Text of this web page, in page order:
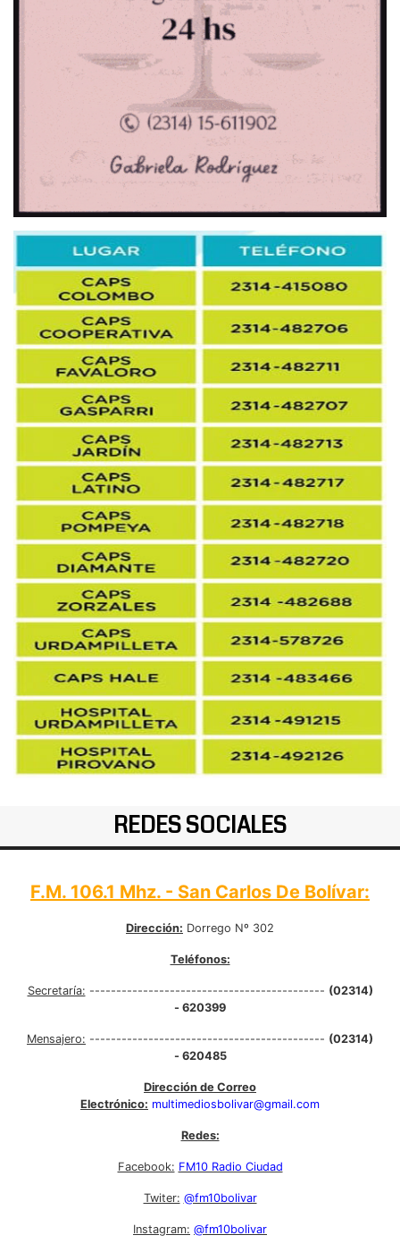
REDES SOCIALES
F.M. 106.1 Mhz. - San Carlos De Bolívar:
Dirección: Dorrego Nº 302
Teléfonos:
Secretaría: -------------------------------------------- (02314)
- 620399
Mensajero: -------------------------------------------- (02314)
- 620485
Dirección de Correo
Electrónico: multimediosbolivar@gmail.com
Redes:
Facebook: FM10 Radio Ciudad
Twiter: @fm10bolivar
Instagram: @fm10bolivar